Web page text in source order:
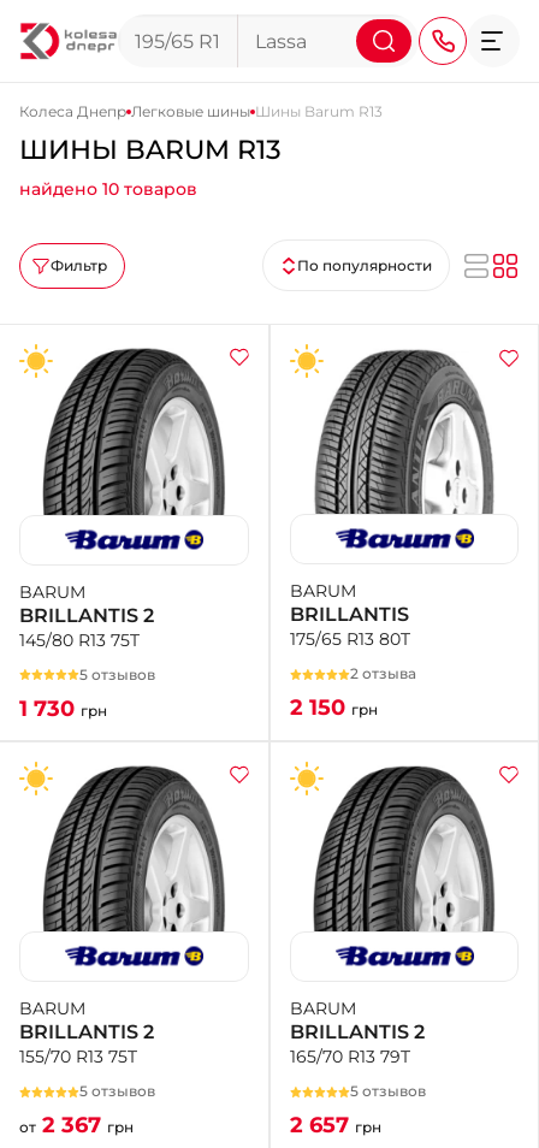
+38 (095) 276-44-44
+38 (067) 911-14-14
- на Щепкина
+38 (098) 911-911-0
- на Тополе
+38 (098) 911-911-4
- на Калиновой
+38 (077) 7-184-184
- Донецкое шоссе
+38 (050)-911-911-2
- Щепкина
+38 (099)-643-33-77
- Тополь
+38 (068)-923-74-19
- Калиновая
Колеса Днепр Легковые шины Шины Barum R13
ШИНЫ BARUM R13
найдено 10 товаров
Фильтр По популярности
BARUM
BRILLANTIS 2
145/80 R13 75T
5 отзывов
1 730 грн
BARUM
BRILLANTIS
175/65 R13 80T
2 отзыва
2 150 грн
BARUM
BRILLANTIS 2
155/70 R13 75T
5 отзывов
от 2 367 грн
BARUM
BRILLANTIS 2
165/70 R13 79T
5 отзывов
2 657 грн